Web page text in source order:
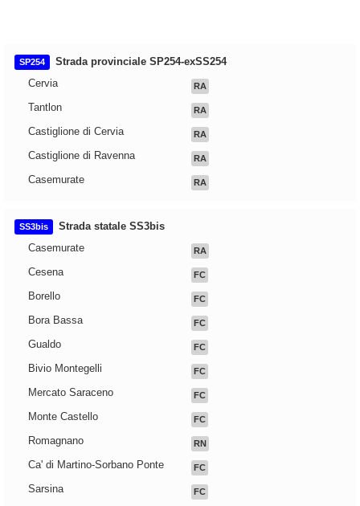
SP254
Strada provinciale SP254-exSS254
Cervia
RA
Tantlon RA
Castiglione di Cervia RA
Castiglione di Ravenna RA
Casemurate RA
SS3bis
Strada statale SS3bis
Casemurate
RA
Cesena FC
Borello FC
Bora Bassa FC
Gualdo FC
Bivio Montegelli FC
Mercato Saraceno FC
Monte Castello FC
Romagnano RN
Ca' di Martino-Sorbano Ponte FC
Sarsina FC